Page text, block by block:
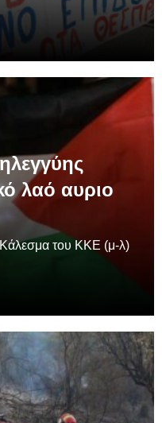
λαό αυριο
Κάλεσμα του ΚΚΕ (μ-λ)